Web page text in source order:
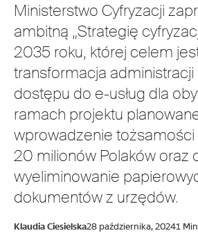
Ministerstwo Cyfryzacji
ambitną „Strategię
2035 roku, której celem
transformacja administracji
dostępu do e-usług dla
ramach projektu
wprowadzenie tożsamości
20 milionów Polaków oraz
wyeliminowanie
dokumentów z urzędów.
Klaudia Ciesielska28 października, 20241 Min